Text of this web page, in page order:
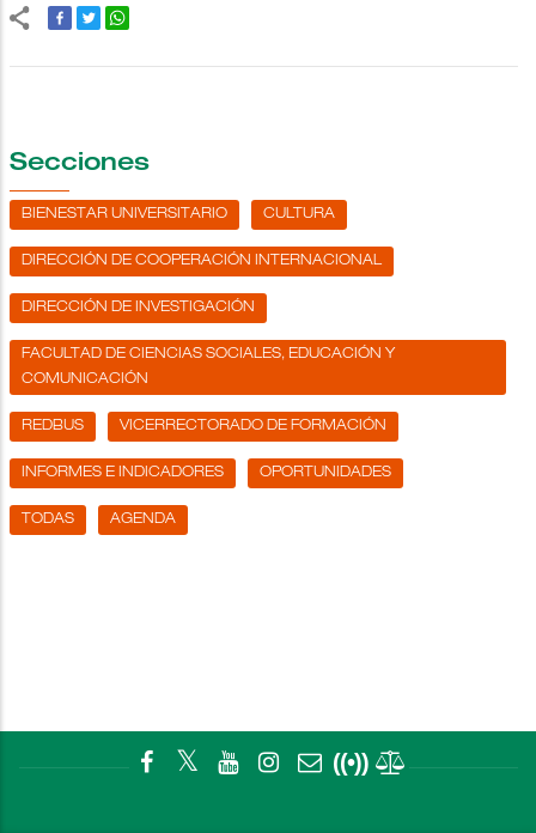
Secciones
BIENESTAR UNIVERSITARIO CULTURA
DIRECCIÓN DE COOPERACIÓN INTERNACIONAL
DIRECCIÓN DE INVESTIGACIÓN
FACULTAD DE CIENCIAS SOCIALES, EDUCACIÓN Y
COMUNICACIÓN
REDBUS VICERRECTORADO DE FORMACIÓN
INFORMES E INDICADORES OPORTUNIDADES
TODAS AGENDA